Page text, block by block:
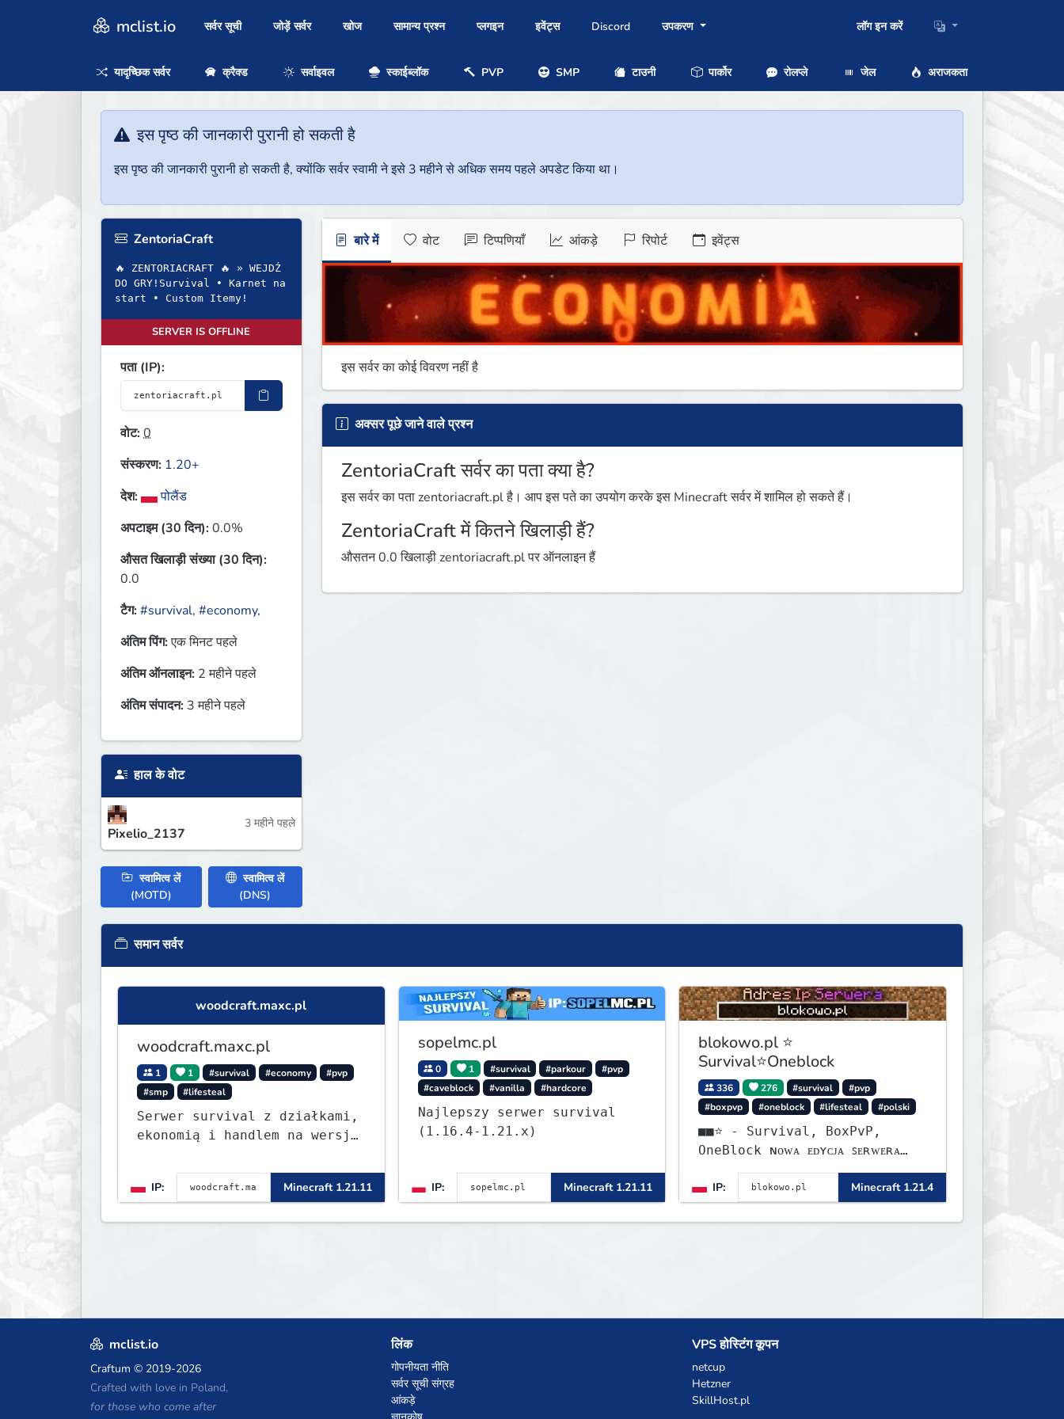
mclist.io सर्वर सूची जोड़ें सर्वर खोज सामान्य प्रश्न प्लगइन इवेंट्स Discord उपकरण लॉग इन करें
यादृच्छिक सर्वर क्रैक्ड सर्वाइवल स्काईब्लॉक PVP SMP टाउनी पार्कोर रोलप्ले जेल अराजकता
इस पृष्ठ की जानकारी पुरानी हो सकती है
इस पृष्ठ की जानकारी पुरानी हो सकती है, क्योंकि सर्वर स्वामी ने इसे 3 महीने से अधिक समय पहले अपडेट किया था।
ZentoriaCraft
🔥 ZENTORIACRAFT 🔥 » WEJDŹ
DO GRY!Survival • Karnet na
start • Custom Itemy!
SERVER IS OFFLINE
पता (IP):
वोट:0
संस्करण: 1.20+
देश:
पोलैंड
अपटाइम (30 दिन):0.0%
औसत खिलाड़ी संख्या (30 दिन):
0.0
टैग:#survival, #economy,
अंतिम पिंग:एक मिनट पहले
अंतिम ऑनलाइन: 2 महीने पहले
अंतिम संपादन: 3 महीने पहले
हाल के वोट
Pixelio_2137
3 महीने पहले
स्वामित्व लें
(MOTD)
स्वामित्व लें
(DNS)
बारे में वोट टिप्पणियाँ आंकड़े रिपोर्ट इवेंट्स
इस सर्वर का कोई विवरण नहीं है
अक्सर पूछे जाने वाले प्रश्न
ZentoriaCraft सर्वर का पता क्या है?
इस सर्वर का पता zentoriacraft.pl है। आप इस पते का उपयोग करके इस Minecraft सर्वर में शामिल हो सकते हैं।
ZentoriaCraft में कितने खिलाड़ी हैं?
औसतन 0.0 खिलाड़ी zentoriacraft.pl पर ऑनलाइन हैं
समान सर्वर
woodcraft.maxc.pl
woodcraft.maxc.pl
1 1 #survival #economy
#pvp
#smp
#lifesteal
Serwer survival z działkami,
ekonomią i handlem na wersję
IP: Minecraft 1.21.11
sopelmc.pl
0 1 #survival #parkour
#pvp
#caveblock
#vanilla #hardcore
Najlepszy serwer survival
(1.16.4-1.21.x)
IP: Minecraft 1.21.11
blokowo.pl ⭐
Survival⭐Oneblock
336 276 #survival
#pvp
#boxpvp
#oneblock #lifesteal #polski
■■⭐ - Survival, BoxPvP,
OneBlock ɴᴏᴡᴀ ᴇᴅʏᴄᴊᴀ ꜱᴇʀᴡᴇʀᴀ
IP:
Minecraft 1.21.4
mclist.io
Craftum © 2019-2026
Crafted with love in Poland,
for those who come after
लिंक
गोपनीयता नीति
सर्वर सूची संग्रह
आंकड़े
VPS होस्टिंग कूपन
netcup
Hetzner
SkillHost.pl